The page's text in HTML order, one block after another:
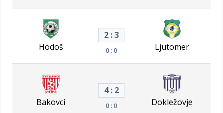
Hodoš
2 : 3
0 : 0 Ljutomer
Bakovci
4 : 2
0 : 0 Dokležovje